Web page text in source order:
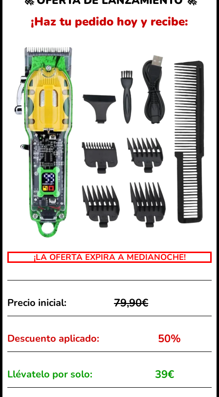
¡Haz tu pedido hoy y recibe:
¡LA OFERTA EXPIRA A MEDIANOCHE!
Precio inicial: 79,90€
Descuento aplicado: 50%
Llévatelo por solo: 39€